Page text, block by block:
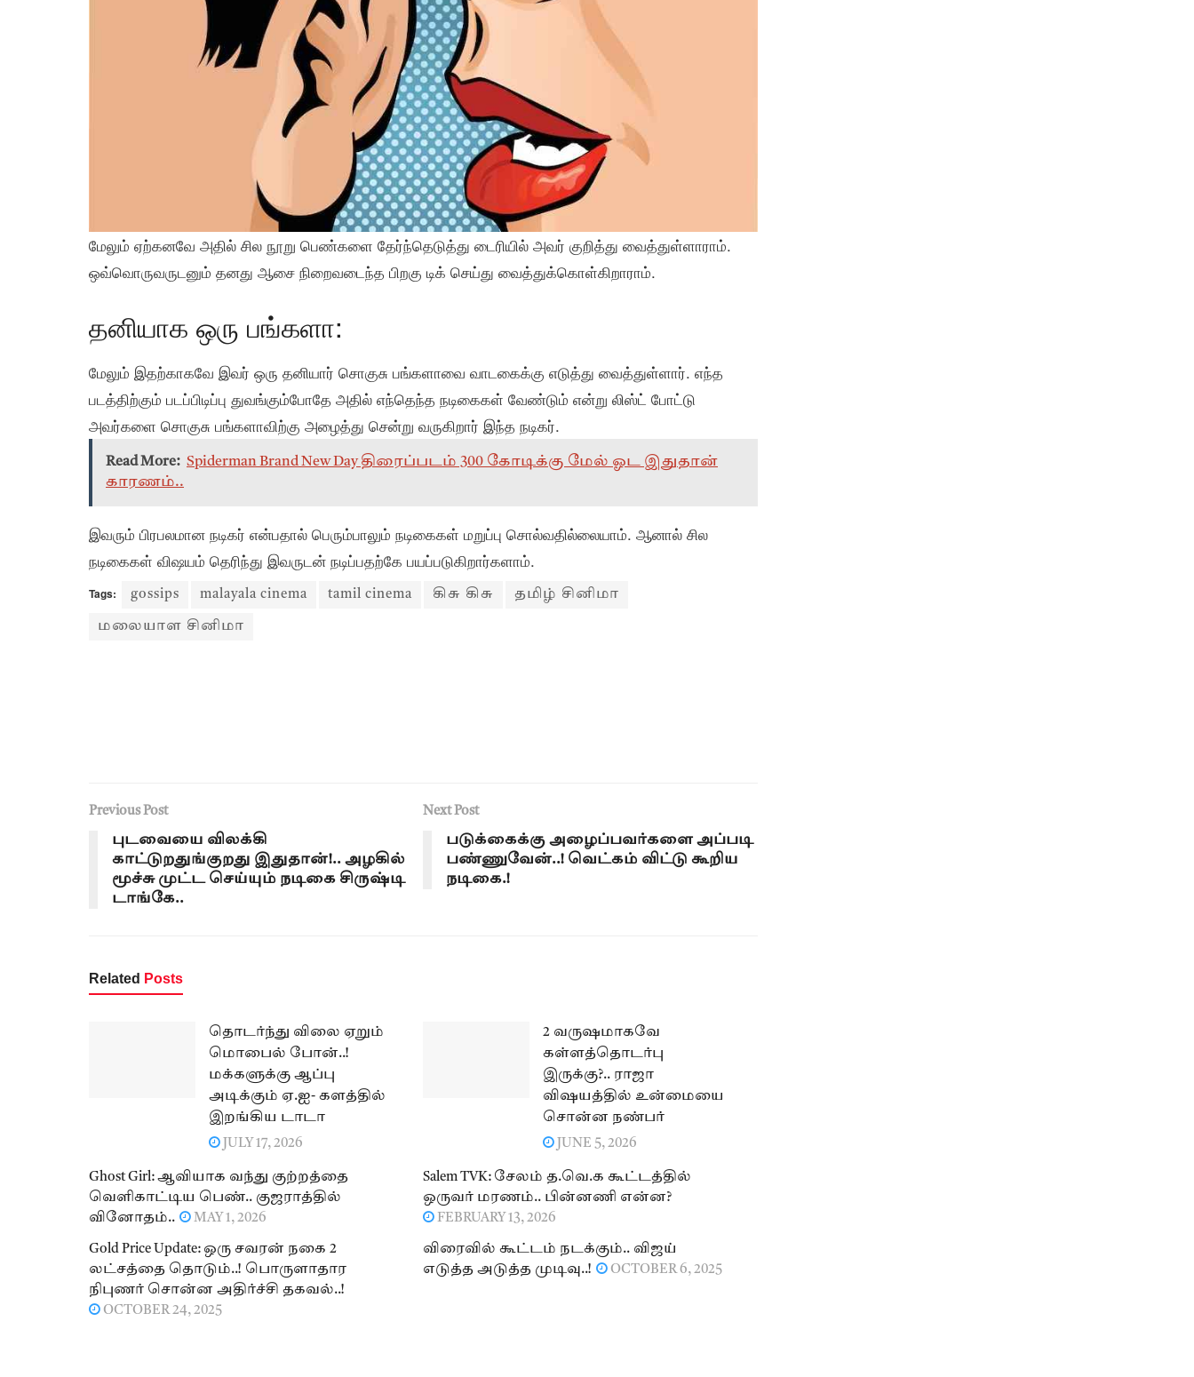
மேலும் ஏற்கனவே அதில் சில நூறு பெண்களை தேர்ந்தெடுத்து டைரியில் அவர் குறித்து வைத்துள்ளாராம்.
ஒவ்வொருவருடனும் தனது ஆசை நிறைவடைந்த பிறகு டிக் செய்து வைத்துக்கொள்கிறாராம்.
தனியாக ஒரு பங்களா:
மேலும் இதற்காகவே இவர் ஒரு தனியார் சொகுசு பங்களாவை வாடகைக்கு எடுத்து வைத்துள்ளார். எந்த
படத்திற்கும் படப்பிடிப்பு துவங்கும்போதே அதில் எந்தெந்த நடிகைகள் வேண்டும் என்று லிஸ்ட் போட்டு
அவர்களை சொகுசு பங்களாவிற்கு அழைத்து சென்று வருகிறார் இந்த நடிகர்.
Read More: Spiderman Brand New Day திரைப்படம் 300 கோடிக்கு மேல் ஓட இதுதான்
காரணம்..
இவரும் பிரபலமான நடிகர் என்பதால் பெரும்பாலும் நடிகைகள் மறுப்பு சொல்வதில்லையாம். ஆனால் சில
நடிகைகள் விஷயம் தெரிந்து இவருடன் நடிப்பதற்கே பயப்படுகிறார்களாம்.
Tags: gossips malayala cinema tamil cinema கிசு கிசு தமிழ் சினிமா
மலையாள சினிமா
Previous Post
புடவையை விலக்கி
காட்டுறதுங்குறது இதுதான்!.. அழகில்
மூச்சு முட்ட செய்யும் நடிகை சிருஷ்டி
டாங்கே..
Next Post
படுக்கைக்கு அழைப்பவர்களை அப்படி
பண்ணுவேன்..! வெட்கம் விட்டு கூறிய
நடிகை.!
Related Posts
தொடர்ந்து விலை ஏறும்
மொபைல் போன்..!
மக்களுக்கு ஆப்பு
அடிக்கும் ஏ.ஐ- களத்தில்
இறங்கிய டாடா
JULY 17, 2026
2 வருஷமாகவே
கள்ளத்தொடர்பு
இருக்கு?.. ராஜா
விஷயத்தில் உன்மையை
சொன்ன நண்பர்
JUNE 5, 2026
Ghost Girl: ஆவியாக வந்து குற்றத்தை
வெளிகாட்டிய பெண்.. குஜராத்தில்
வினோதம்..
MAY 1, 2026
Salem TVK: சேலம் த.வெ.க கூட்டத்தில்
ஒருவர் மரணம்.. பின்னணி என்ன?
FEBRUARY 13, 2026
Gold Price Update: ஒரு சவரன் நகை 2
லட்சத்தை தொடும்..! பொருளாதார
நிபுணர் சொன்ன அதிர்ச்சி தகவல்..!
OCTOBER 24, 2025
விரைவில் கூட்டம் நடக்கும்.. விஜய்
எடுத்த அடுத்த முடிவு..!
OCTOBER 6, 2025